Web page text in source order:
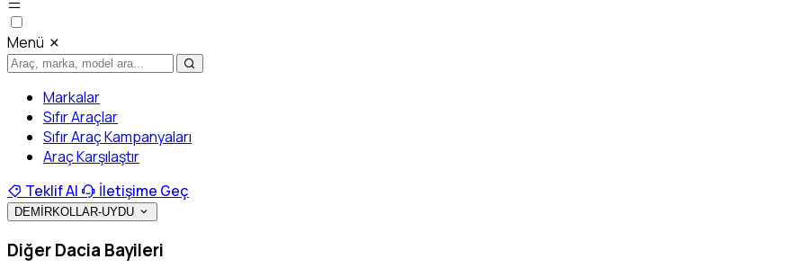
Menü
Markalar
Sıfır Araçlar
Sıfır Araç Kampanyaları
Araç Karşılaştır
Teklif Al
İletişime Geç
DEMİRKOLLAR-UYDU
Diğer Dacia Bayileri